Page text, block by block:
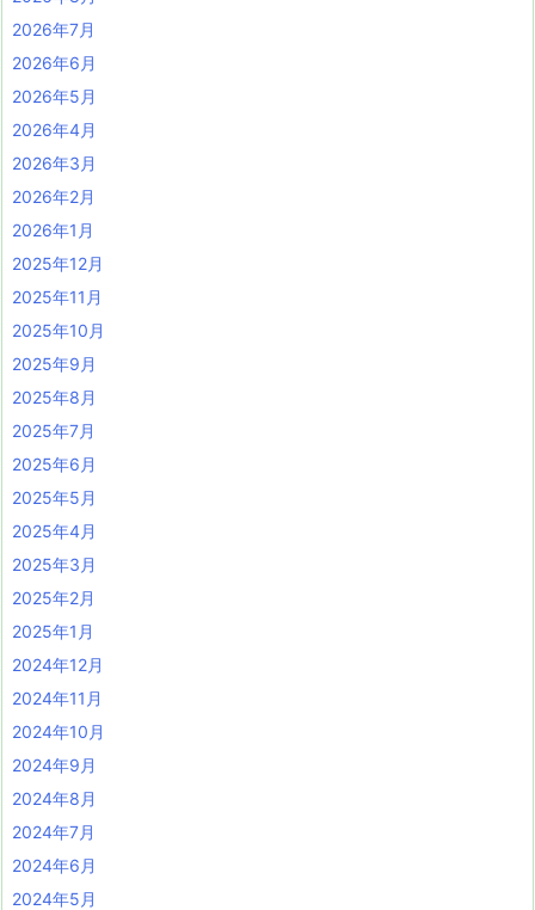
2026年7月
2026年6月
2026年5月
2026年4月
2026年3月
2026年2月
2026年1月
2025年12月
2025年11月
2025年10月
2025年9月
2025年8月
2025年7月
2025年6月
2025年5月
2025年4月
2025年3月
2025年2月
2025年1月
2024年12月
2024年11月
2024年10月
2024年9月
2024年8月
2024年7月
2024年6月
2024年5月